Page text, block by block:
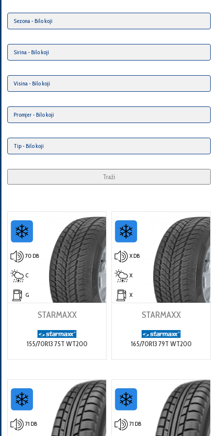
Traži
70 DB
C
G
STARMAXX
155/70R13 75T WT200
X DB
X
X
STARMAXX
165/70R13 79T WT200
71 DB 71 DB